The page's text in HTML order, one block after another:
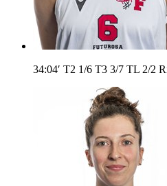
34:04′ T2 1/6 T3 3/7 TL 2/2